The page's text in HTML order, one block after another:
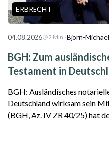
ERBRECHT
04.08.2026 2 Min.·Björn-
BGH: Zum
Testament in
BGH: Ausländisches
Deutschland wirksam sein Mit Urteil vom 21. Januar 2026
(BGH, Az. IV ZR 40/25) hat